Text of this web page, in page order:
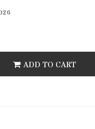
ADD TO CART